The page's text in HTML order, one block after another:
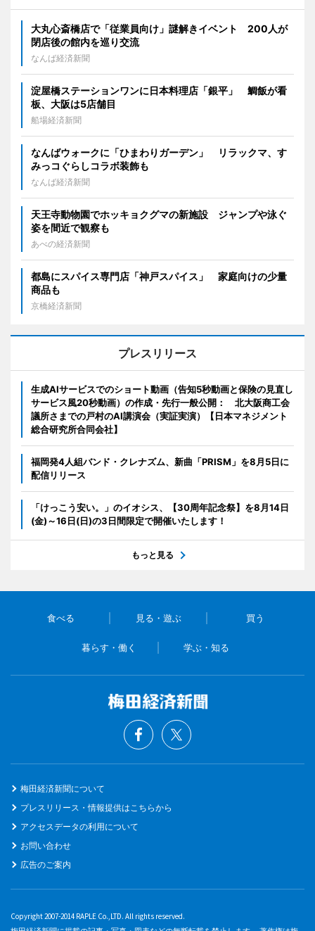
大丸心斎橋店で「従業員向け」謎解きイベント 200人が
閉店後の館内を巡り交流
なんば経済新聞
淀屋橋ステーションワンに日本料理店「銀平」 鯛飯が看
板、大阪は5店舗目
船場経済新聞
なんばウォークに「ひまわりガーデン」 リラックマ、す
みっコぐらしコラボ装飾も
なんば経済新聞
天王寺動物園でホッキョクグマの新施設 ジャンプや泳ぐ
姿を間近で観察も
あべの経済新聞
都島にスパイス専門店「神戸スパイス」 家庭向けの少量
商品も
京橋経済新聞
プレスリリース
生成AIサービスでのショート動画（告知5秒動画と保険の見直し
サービス風20秒動画）の作成・先行一般公開： 北大阪商工会
議所さまでの戸村のAI講演会（実証実演）【日本マネジメント
総合研究所合同会社】
福岡発4人組バンド・クレナズム、新曲「PRISM」を8月5日に
配信リリース
「けっこう安い。」のイオシス、【30周年記念祭】を8月14日
(金)～16日(日)の3日間限定で開催いたします！
もっと見る
食べる 見る・遊ぶ 買う
暮らす・働く 学ぶ・知る
梅田経済新聞について
プレスリリース・情報提供はこちらから
アクセスデータの利用について
お問い合わせ
広告のご案内
Copyright 2007-2014 RAPLE Co.,LTD. All rights reserved.